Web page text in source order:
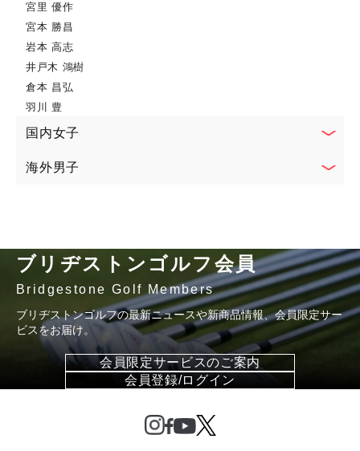
宮里 優作
宮本 勝昌
岩本 高志
井戸木 鴻樹
倉本 昌弘
羽川 豊
国内女子
海外男子
ブリヂストンゴルフ会員
Bridgestone Golf Members
ブリヂストンゴルフの最新ニュースや新商品情報、会員限定サー
ビスをお届け。
会員限定サービスのご案内
会員登録/ログイン